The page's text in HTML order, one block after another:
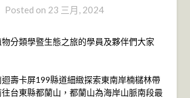
Posted on 23 三月, 2024
分類學暨生態之旅的學員及夥伴們大家
壽卡屏199縣道細緻探索東南岸楠櫧林帶
台東縣都蘭山，都蘭山為海岸山脈南段最